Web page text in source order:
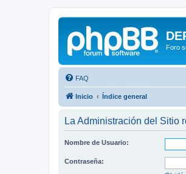
Foro
FAQ
Inicio Índice general
La Administración del Sitio
Nombre de Usuario:
Contraseña: